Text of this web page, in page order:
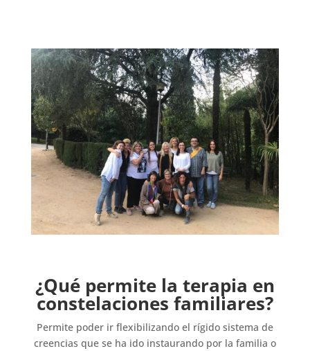
¿Qué permite la terapia en
constelaciones familiares?
Permite poder ir flexibilizando el rígido sistema de
creencias que se ha ido instaurando por la familia o